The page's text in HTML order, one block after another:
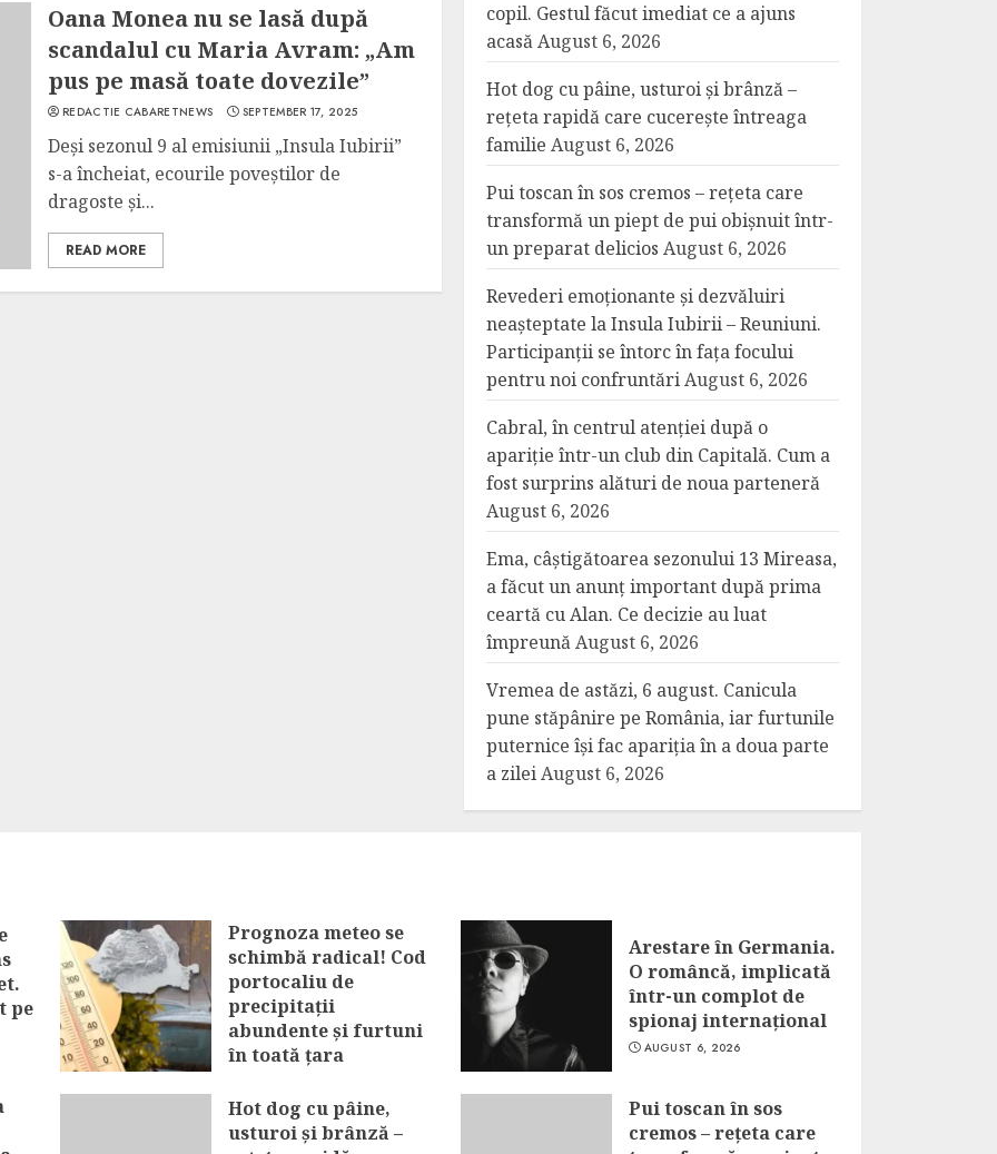
Oana Monea nu se lasă după
scandalul cu Maria Avram: „Am
pus pe masă toate dovezile”
REDACTIE CABARETNEWS SEPTEMBER 17, 2025
Deși sezonul 9 al emisiunii „Insula Iubirii”
s-a încheiat, ecourile poveștilor de
dragoste și...
READ MORE
copil. Gestul făcut imediat ce a ajuns
acasăAugust 6, 2026
Hot dog cu pâine, usturoi și brânză –
rețeta rapidă care cucerește întreaga
familie August 6, 2026
Pui toscan în sos cremos – rețeta care
transformă un piept de pui obișnuit într-
un preparat delicios August 6, 2026
Revederi emoționante și dezvăluiri
neașteptate la Insula Iubirii – Reuniuni.
Participanții se întorc în fața focului
pentru noi confruntăriAugust 6, 2026
Cabral, în centrul atenției după o
apariție într-un club din Capitală. Cum a
fost surprins alături de noua parteneră
August 6, 2026
Ema, câștigătoarea sezonului 13 Mireasa,
a făcut un anunț important după prima
ceartă cu Alan. Ce decizie au luat
împreunăAugust 6, 2026
Vremea de astăzi, 6 august. Canicula
pune stăpânire pe România, iar furtunile
puternice își fac apariția în a doua parte
a zileiAugust 6, 2026
pe
Prognoza meteo se
schimbă radical! Cod
portocaliu de
precipitații
abundente și furtuni
în toată țara
Arestare în Germania.
O româncă, implicată
într-un complot de
spionaj internațional
AUGUST 6, 2026
Hot dog cu pâine,
usturoi și brânză –
Pui toscan în sos
cremos – rețeta care